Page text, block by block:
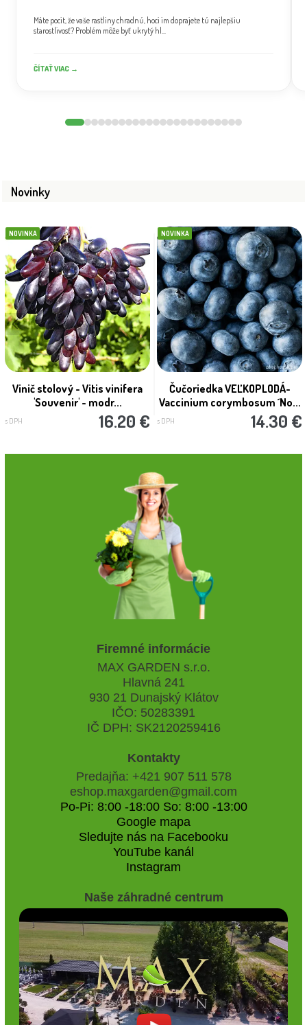
Máte pocit, že vaše rastliny chradnú, hoci im doprajete tú najlepšiu
starostlivosť? Problém môže byť ukrytý hl...
ČÍTAŤ VIAC →
Novinky
NOVINKA
Vinič stolový - Vitis vinifera
'Souvenir' - modr...
s DPH 16.20 €
NOVINKA
Čučoriedka VEĽKOPLODÁ-
Vaccinium corymbosum ´No...
s DPH 14.30 €
Firemné informácie
MAX GARDEN s.r.o.
Hlavná 241
930 21 Dunajský Klátov
IČO: 50283391
IČ DPH: SK2120259416
Kontakty
Predajňa: +421 907 511 578
eshop.maxgarden@gmail.com
Po-Pi: 8:00 -18:00 So: 8:00 -13:00
Google mapa
Sledujte nás na Facebooku
YouTube kanál
Instagram
Naše záhradné centrum